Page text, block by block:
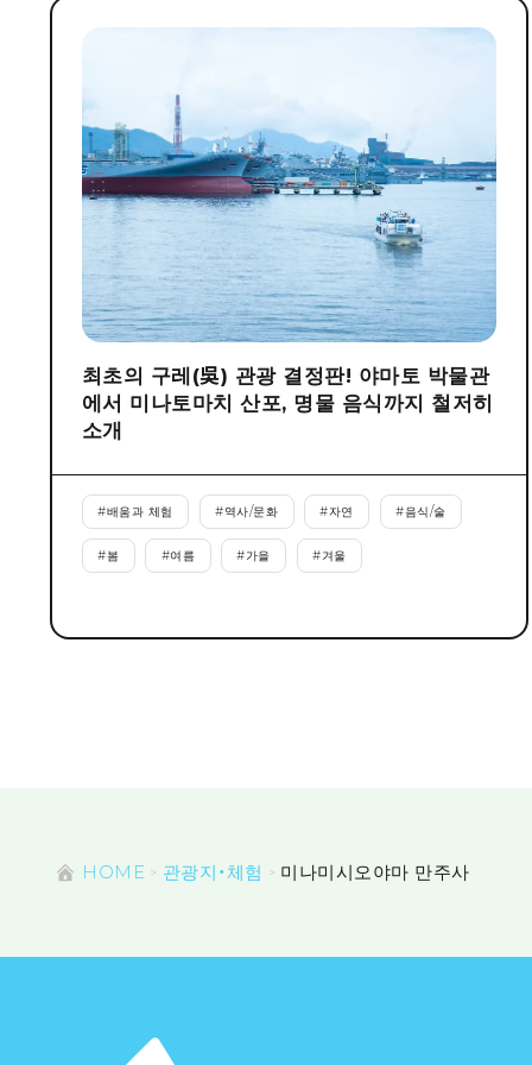
최초의 구레(吳) 관광 결정판! 야마토 박물관
에서 미나토마치 산포, 명물 음식까지 철저히
소개
#배움과 체험 #역사/문화 #자연 #음식/술
#봄 #여름 #가을 #겨울
HOME 관광지・체험 미나미시오야마 만주사